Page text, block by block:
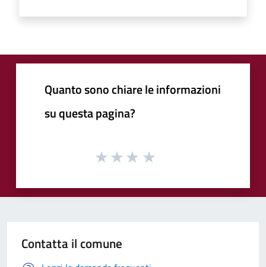
Quanto sono chiare le informazioni
su questa pagina?
Contatta il comune